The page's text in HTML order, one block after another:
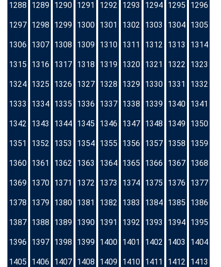
1288 1289 1290 1291 1292 1293 1294 1295 1296
1297 1298 1299 1300 1301 1302 1303 1304 1305
1306 1307 1308 1309 1310 1311 1312 1313 1314
1315 1316 1317 1318 1319 1320 1321 1322 1323
1324 1325 1326 1327 1328 1329 1330 1331 1332
1333 1334 1335 1336 1337 1338 1339 1340 1341
1342 1343 1344 1345 1346 1347 1348 1349 1350
1351 1352 1353 1354 1355 1356 1357 1358 1359
1360 1361 1362 1363 1364 1365 1366 1367 1368
1369 1370 1371 1372 1373 1374 1375 1376 1377
1378 1379 1380 1381 1382 1383 1384 1385 1386
1387 1388 1389 1390 1391 1392 1393 1394 1395
1396 1397 1398 1399 1400 1401 1402 1403 1404
1405 1406 1407 1408 1409 1410 1411 1412 1413